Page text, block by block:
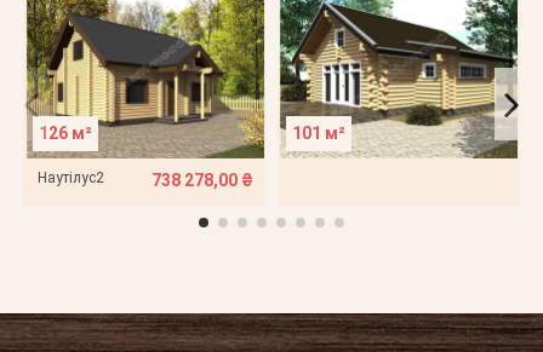
126 м²
Наутілус2 738 278,00 ₴
101 м²